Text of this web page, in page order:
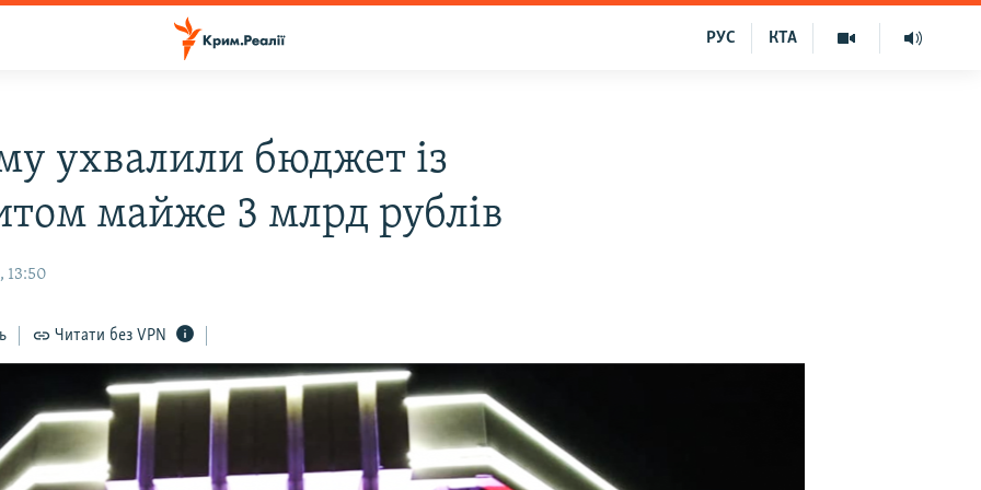
КТА
РУС
ухвалили бюджет із
майже 3 млрд рублів
13:50
Читати без VPN